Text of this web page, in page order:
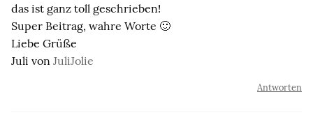
das ist ganz toll geschrieben!
Super Beitrag, wahre Worte 🙂
Liebe Grüße
Juli von JuliJolie
Antworten